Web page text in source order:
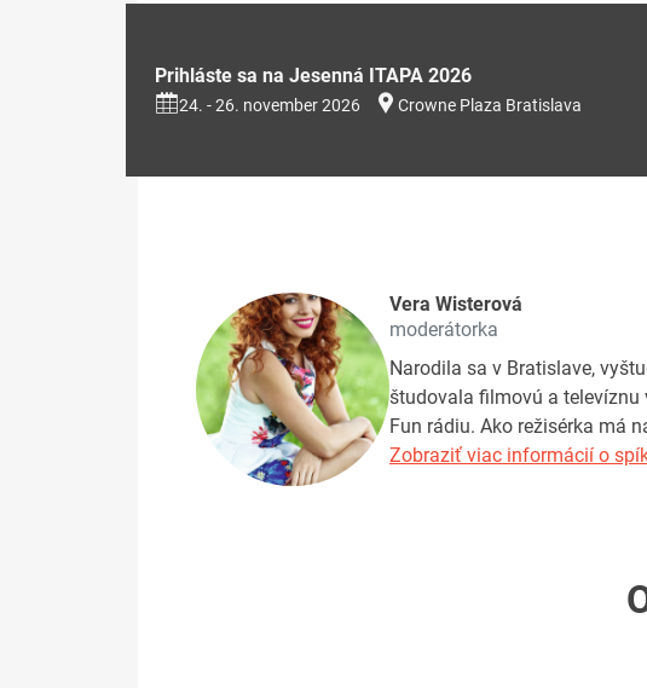
Prihláste sa na Jesenná ITAPA 2026
24. - 26. november 2026 Crowne Plaza Bratislava
Vera Wisterová
moderátorka
Narodila sa v Bratislave,
študovala filmovú a televíznu
Fun rádiu. Ako režisérka má
Zobraziť viac informácií o